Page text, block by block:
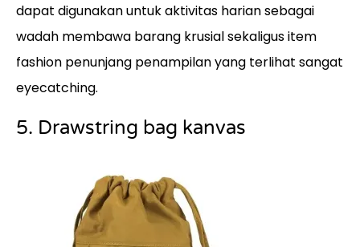
dapat digunakan untuk aktivitas harian sebagai
wadah membawa barang krusial sekaligus item
fashion penunjang penampilan yang terlihat sangat
eyecatching.
5. Drawstring bag kanvas